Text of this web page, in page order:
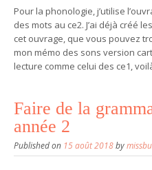
Pour la phonologie, j’utilise
des mots au ce2. J’ai déjà créé
cet ouvrage, que vous pouvez
mon mémo des sons version
lecture comme celui des ce1,
Faire de la
année 2
Published on 15 août 2018by